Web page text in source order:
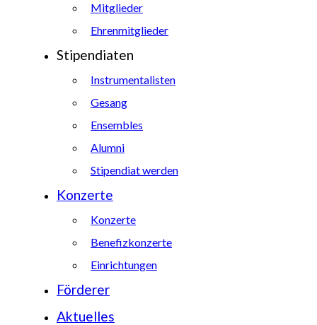
Mitglieder
Ehrenmitglieder
Stipendiaten
Instrumentalisten
Gesang
Ensembles
Alumni
Stipendiat werden
Konzerte
Konzerte
Benefizkonzerte
Einrichtungen
Förderer
Aktuelles